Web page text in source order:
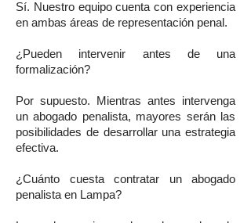
Sí. Nuestro equipo cuenta con experiencia
en ambas áreas de representación penal.
¿Pueden intervenir antes de una
formalización?
Por supuesto. Mientras antes intervenga
un abogado penalista, mayores serán las
posibilidades de desarrollar una estrategia
efectiva.
¿Cuánto cuesta contratar un abogado
penalista en Lampa?